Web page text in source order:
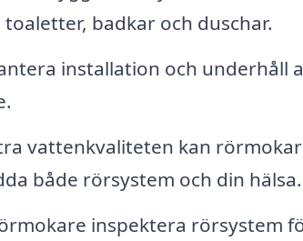
badkar och duschar.
installation och underhåll
vattenkvaliteten kan
både rörsystem och din hälsa.
inspektera rörsystem